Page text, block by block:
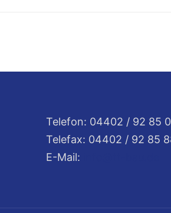
Telefon: 04402 / 92 85 0
Telefax: 04402 / 92 85
E-Mail: